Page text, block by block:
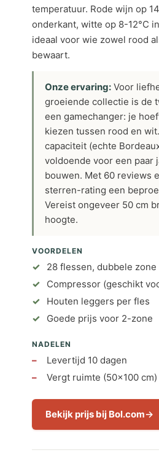
temperatuur. Rode wijn op
onderkant, witte op 8-12°C
ideaal voor wie zowel rood
bewaart.
Onze ervaring: Voor
groeiende collectie is de
een gamechanger: je
kiezen tussen rood en
capaciteit (echte
voldoende voor een paar
bouwen. Met 60 reviews
sterren-rating een
Vereist ongeveer 50 cm
hoogte.
VOORDELEN
28 flessen, dubbele zone
Compressor (geschikt
Houten leggers per fles
Goede prijs voor 2-zone
NADELEN
Levertijd 10 dagen
Vergt ruimte (50×100 cm)
Bekijk prijs bij Bol.com